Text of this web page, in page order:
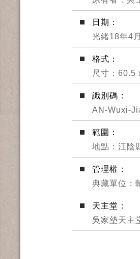
日期：
光緒18年4月
格式：
尺寸：60.5
識別碼：
AN-Wuxi-
範圍：
地點：江陰
管理權：
典藏單位：
天主堂：
吳家墊天主